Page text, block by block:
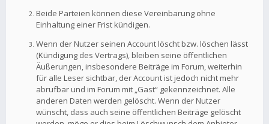
Beide Parteien können diese Vereinbarung ohne
Einhaltung einer Frist kündigen.
Wenn der Nutzer seinen Account löscht bzw. löschen lässt
(Kündigung des Vertrags), bleiben seine öffentlichen
Äußerungen, insbesondere Beiträge im Forum, weiterhin
für alle Leser sichtbar, der Account ist jedoch nicht mehr
abrufbar und im Forum mit „Gast“ gekennzeichnet. Alle
anderen Daten werden gelöscht. Wenn der Nutzer
wünscht, dass auch seine öffentlichen Beiträge gelöscht